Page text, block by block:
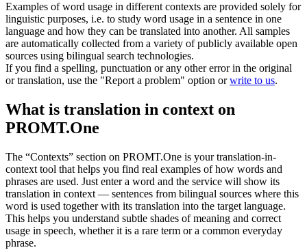
Examples of word usage in different contexts are provided solely for
linguistic purposes, i.e. to study word usage in a sentence in one
language and how they can be translated into another. All samples
are automatically collected from a variety of publicly available open
sources using bilingual search technologies.
If you find a spelling, punctuation or any other error in the original
or translation, use the "Report a problem" option orwrite to us.
What is translation in context on
PROMT.One
The “Contexts” section on PROMT.One is your translation-in-
context tool that helps you find real examples of how words and
phrases are used. Just enter a word and the service will show its
translation in context — sentences from bilingual sources where this
word is used together with its translation into the target language.
This helps you understand subtle shades of meaning and correct
usage in speech, whether it is a rare term or a common everyday
phrase.